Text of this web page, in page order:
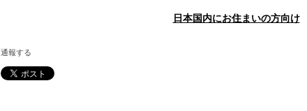
日本国内にお住まいの方向け
通報する